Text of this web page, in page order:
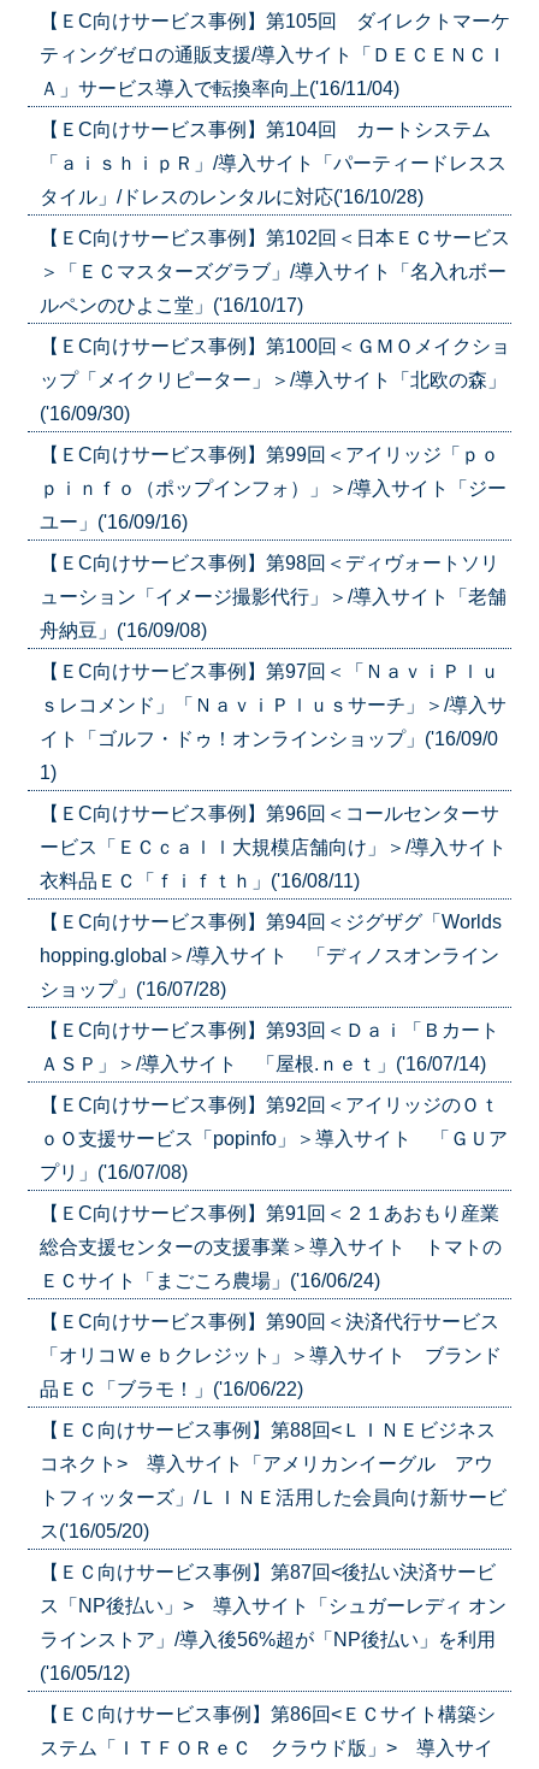
【ＥC向けサービス事例】第105回 ダイレクトマーケ
ティングゼロの通販支援/導入サイト「ＤＥＣＥＮＣＩ
Ａ」サービス導入で転換率向上('16/11/04)
【ＥC向けサービス事例】第104回 カートシステム
「ａｉｓｈｉｐＲ」/導入サイト「パーティードレスス
タイル」/ドレスのレンタルに対応('16/10/28)
【ＥC向けサービス事例】第102回＜日本ＥＣサービス
＞「ＥＣマスターズグラブ」/導入サイト「名入れボー
ルペンのひよこ堂」('16/10/17)
【ＥC向けサービス事例】第100回＜ＧＭＯメイクショ
ップ「メイクリピーター」＞/導入サイト「北欧の森」
('16/09/30)
【ＥC向けサービス事例】第99回＜アイリッジ「ｐｏ
ｐｉｎｆｏ（ポップインフォ）」＞/導入サイト「ジー
ユー」('16/09/16)
【ＥC向けサービス事例】第98回＜ディヴォートソリ
ューション「イメージ撮影代行」＞/導入サイト「老舗
舟納豆」('16/09/08)
【ＥC向けサービス事例】第97回＜「ＮａｖｉＰｌｕ
ｓレコメンド」「ＮａｖｉＰｌｕｓサーチ」＞/導入サ
イト「ゴルフ・ドゥ！オンラインショップ」('16/09/0
1)
【ＥC向けサービス事例】第96回＜コールセンターサ
ービス「ＥＣｃａｌｌ大規模店舗向け」＞/導入サイト
衣料品ＥＣ「ｆｉｆｔｈ」('16/08/11)
【ＥC向けサービス事例】第94回＜ジグザグ「Worlds
hopping.global＞/導入サイト 「ディノスオンライン
ショップ」('16/07/28)
【ＥC向けサービス事例】第93回＜Ｄａｉ「Ｂカート
ＡＳＰ」＞/導入サイト 「屋根.ｎｅｔ」('16/07/14)
【ＥC向けサービス事例】第92回＜アイリッジのＯｔ
ｏＯ支援サービス「popinfo」＞導入サイト 「ＧＵア
プリ」('16/07/08)
【ＥC向けサービス事例】第91回＜２１あおもり産業
総合支援センターの支援事業＞導入サイト トマトの
ＥＣサイト「まごころ農場」('16/06/24)
【ＥC向けサービス事例】第90回＜決済代行サービス
「オリコＷｅｂクレジット」＞導入サイト ブランド
品ＥＣ「ブラモ！」('16/06/22)
【ＥＣ向けサービス事例】第88回<ＬＩＮＥビジネス
コネクト> 導入サイト「アメリカンイーグル アウ
トフィッターズ」/ＬＩＮＥ活用した会員向け新サービ
ス('16/05/20)
【ＥＣ向けサービス事例】第87回<後払い決済サービ
ス「NP後払い」> 導入サイト「シュガーレディ オン
ラインストア」/導入後56%超が「NP後払い」を利用
('16/05/12)
【ＥＣ向けサービス事例】第86回<ＥＣサイト構築シ
ステム「ＩＴＦＯＲｅＣ クラウド版」> 導入サイ